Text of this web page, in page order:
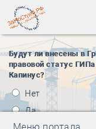
Будут ли внесены в
правовой статус
Капинус?
Нет
Да